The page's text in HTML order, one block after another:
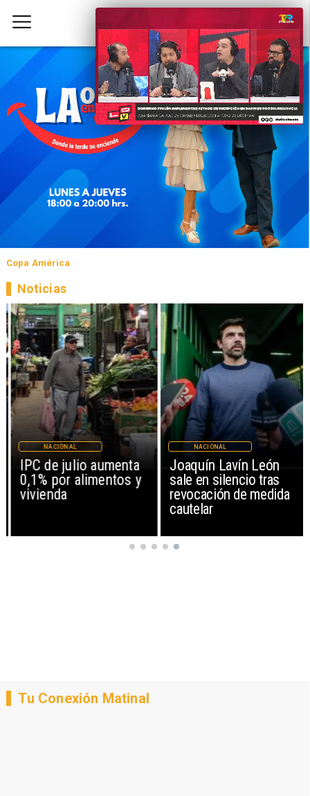
Copa América
IPC de julio aumenta
0,1% por alimentos y
vivienda
NACIONAL
Joaquín Lavín León
sale en silencio tras
revocación de medida
cautelar
NACIONAL
Noticias
Tu Conexión Matinal